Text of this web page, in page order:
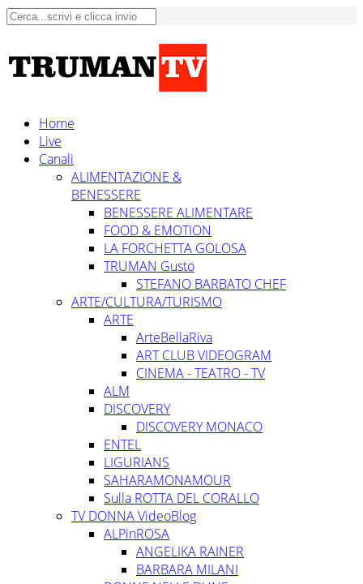
Home
Live
Canali
ALIMENTAZIONE &
BENESSERE
BENESSERE ALIMENTARE
FOOD & EMOTION
LA FORCHETTA GOLOSA
TRUMAN Gusto
STEFANO BARBATO CHEF
ARTE/CULTURA/TURISMO
ARTE
ArteBellaRiva
ART CLUB VIDEOGRAM
CINEMA - TEATRO - TV
ALM
DISCOVERY
DISCOVERY MONACO
ENTEL
LIGURIANS
SAHARAMONAMOUR
Sulla ROTTA DEL CORALLO
TV DONNA VideoBlog
ALPinROSA
ANGELIKA RAINER
BARBARA MILANI